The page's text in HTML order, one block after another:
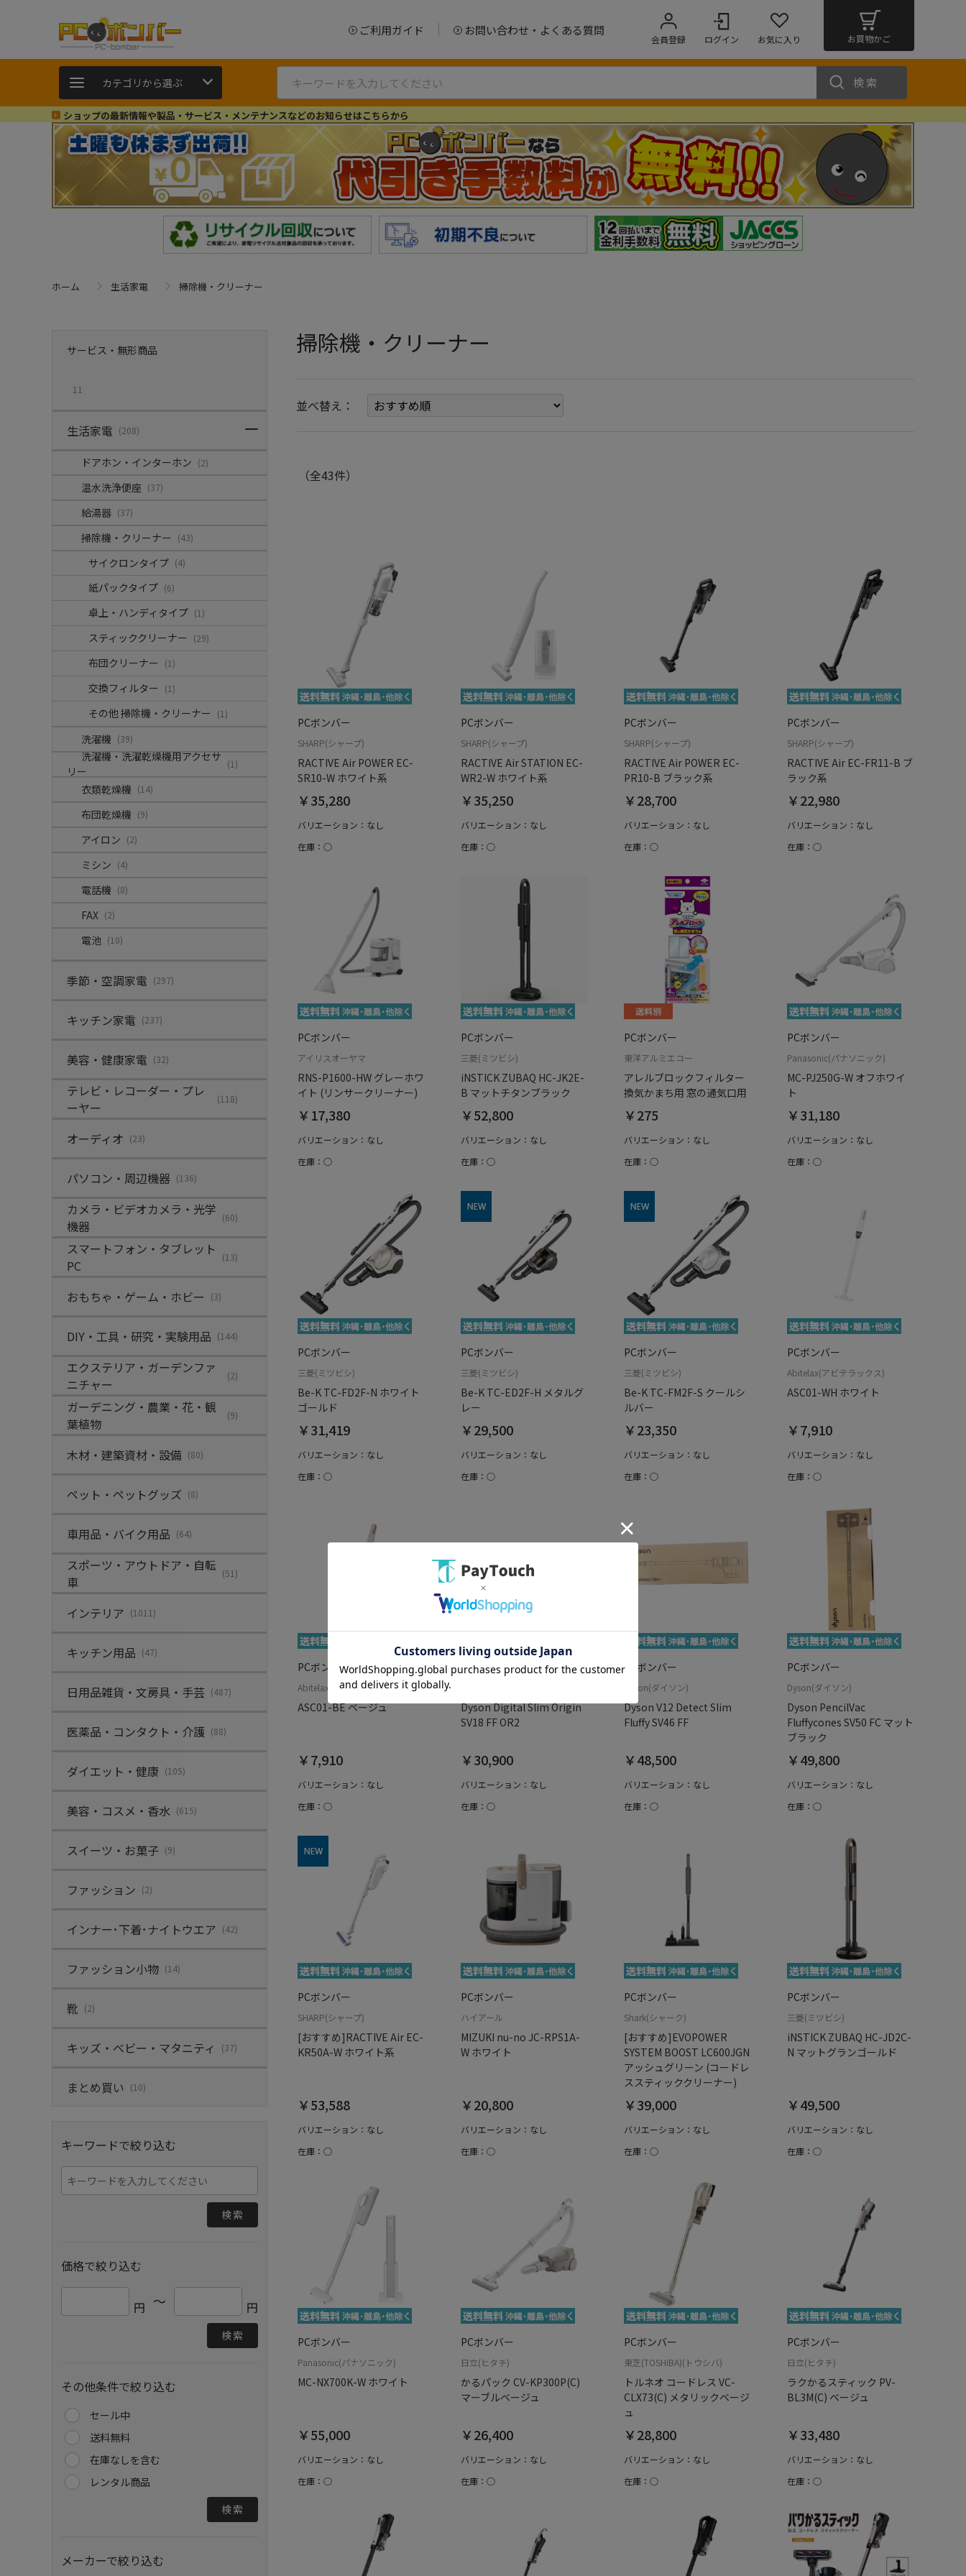
ご利用ガイド お問い合わせ・よくある質問
会員登録 ログイン お気に入り お買物かご
カテゴリから選ぶ 検索
ショップの最新情報や製品・サービス・メンテナンスなどのお知らせはこちらから
ホーム 生活家電 掃除機・クリーナー
サービス・無形商品
11
生活家電 (208)
ドアホン・インターホン (2)
温水洗浄便座 (37)
給湯器 (37)
掃除機・クリーナー (43)
サイクロンタイプ (4)
紙パックタイプ (6)
卓上・ハンディタイプ (1)
スティッククリーナー (29)
布団クリーナー (1)
交換フィルター (1)
その他 掃除機・クリーナー (1)
洗濯機 (39)
洗濯機・洗濯乾燥機用アクセサ
リー
(1)
衣類乾燥機 (14)
布団乾燥機 (9)
アイロン (2)
ミシン (4)
電話機 (8)
FAX (2)
電池 (10)
季節・空調家電 (297)
キッチン家電 (237)
美容・健康家電 (32)
テレビ・レコーダー・プレ
ーヤー
(118)
オーディオ (23)
パソコン・周辺機器 (136)
カメラ・ビデオカメラ・光学
機器
(60)
スマートフォン・タブレット
PC
(13)
おもちゃ・ゲーム・ホビー (3)
DIY・工具・研究・実験用品 (144)
エクステリア・ガーデンファ
ニチャー
(2)
ガーデニング・農業・花・観
葉植物
(9)
木材・建築資材・設備 (80)
ペット・ペットグッズ (8)
車用品・バイク用品 (64)
スポーツ・アウトドア・自転
車
(51)
インテリア (1011)
キッチン用品 (47)
日用品雑貨・文房具・手芸 (487)
医薬品・コンタクト・介護 (88)
ダイエット・健康 (105)
美容・コスメ・香水 (615)
スイーツ・お菓子 (9)
ファッション (2)
インナー･下着･ナイトウエア (42)
ファッション小物 (14)
靴 (2)
キッズ・ベビー・マタニティ (37)
まとめ買い (10)
キーワードで絞り込む
検索
価格で絞り込む
円 ～ 円
検索
その他条件で絞り込む
セール中
送料無料
在庫なしを含む
レンタル商品
検索
メーカーで絞り込む
掃除機・クリーナー
並べ替え：
（全43件）
PCボンバー
SHARP(シャープ)
RACTIVE Air POWER EC-
SR10-W ホワイト系
￥35,280
バリエーション：なし
在庫：○
PCボンバー
SHARP(シャープ)
RACTIVE Air STATION EC-
WR2-W ホワイト系
￥35,250
バリエーション：なし
在庫：○
PCボンバー
SHARP(シャープ)
RACTIVE Air POWER EC-
PR10-B ブラック系
￥28,700
バリエーション：なし
在庫：○
PCボンバー
SHARP(シャープ)
RACTIVE Air EC-FR11-B ブ
ラック系
￥22,980
バリエーション：なし
在庫：○
PCボンバー
アイリスオーヤマ
RNS-P1600-HW グレーホワ
イト (リンサークリーナー)
￥17,380
バリエーション：なし
在庫：○
PCボンバー
三菱(ミツビシ)
iNSTICK ZUBAQ HC-JK2E-
B マットチタンブラック
￥52,800
バリエーション：なし
在庫：○
PCボンバー
東洋アルミエコー
アレルブロックフィルター
換気かまち用 窓の通気口用
￥275
バリエーション：なし
在庫：○
PCボンバー
Panasonic(パナソニック)
MC-PJ250G-W オフホワイ
ト
￥31,180
バリエーション：なし
在庫：○
PCボンバー
三菱(ミツビシ)
Be-K TC-FD2F-N ホワイト
ゴールド
￥31,419
バリエーション：なし
在庫：○
PCボンバー
三菱(ミツビシ)
Be-K TC-ED2F-H メタルグ
レー
￥29,500
バリエーション：なし
在庫：○
PCボンバー
三菱(ミツビシ)
Be-K TC-FM2F-S クールシ
ルバー
￥23,350
バリエーション：なし
在庫：○
PCボンバー
Abitelax(アビテラックス)
ASC01-WH ホワイト
￥7,910
バリエーション：なし
在庫：○
PCボンバー
Abitelax(アビテラックス)
ASC01-BE ベージュ
￥7,910
バリエーション：なし
在庫：○
PCボンバー
Dyson Digital Slim Origin
SV18 FF OR2
￥30,900
バリエーション：なし
在庫：○
PCボンバー
Dyson(ダイソン)
Dyson V12 Detect Slim
Fluffy SV46 FF
￥48,500
バリエーション：なし
在庫：○
PCボンバー
Dyson(ダイソン)
Dyson PencilVac
Fluffycones SV50 FC マット
ブラック
￥49,800
バリエーション：なし
在庫：○
PCボンバー
SHARP(シャープ)
[おすすめ]RACTIVE Air EC-
KR50A-W ホワイト系
￥53,588
バリエーション：なし
在庫：○
PCボンバー
ハイアール
MIZUKI nu-no JC-RPS1A-
W ホワイト
￥20,800
バリエーション：なし
在庫：○
PCボンバー
Shark(シャーク)
[おすすめ]EVOPOWER
SYSTEM BOOST LC600JGN
アッシュグリーン (コードレ
ススティッククリーナー)
￥39,000
バリエーション：なし
在庫：○
PCボンバー
三菱(ミツビシ)
iNSTICK ZUBAQ HC-JD2C-
N マットグランゴールド
￥49,500
バリエーション：なし
在庫：○
PCボンバー
Panasonic(パナソニック)
MC-NX700K-W ホワイト
￥55,000
バリエーション：なし
在庫：○
PCボンバー
日立(ヒタチ)
かるパック CV-KP300P(C)
マーブルベージュ
￥26,400
バリエーション：なし
在庫：○
PCボンバー
東芝(TOSHIBA)(トウシバ)
トルネオ コードレス VC-
CLX73(C) メタリックベージ
ュ
￥28,800
バリエーション：なし
在庫：○
PCボンバー
日立(ヒタチ)
ラクかるスティック PV-
BL3M(C) ベージュ
￥33,480
バリエーション：なし
在庫：○